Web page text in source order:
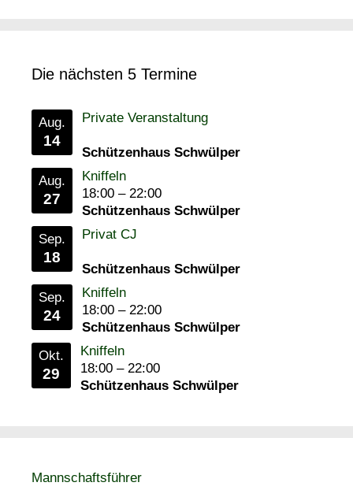
Die nächsten 5 Termine
Aug.
14
Private Veranstaltung
Schützenhaus Schwülper
Aug.
27
Kniffeln
18:00 – 22:00
Schützenhaus Schwülper
Sep.
18
Privat CJ
Schützenhaus Schwülper
Sep.
24
Kniffeln
18:00 – 22:00
Schützenhaus Schwülper
Okt.
29
Kniffeln
18:00 – 22:00
Schützenhaus Schwülper
Mannschaftsführer